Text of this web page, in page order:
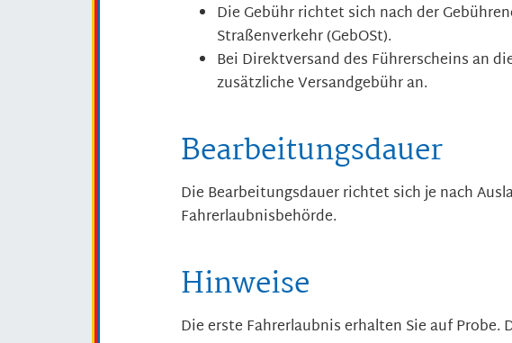
Die Gebühr richtet sich nach der
Straßenverkehr (GebOSt).
Bei Direktversand des Führerscheins an
zusätzliche Versandgebühr an.
Bearbeitungsdauer
Die Bearbeitungsdauer richtet sich je nach
Fahrerlaubnisbehörde.
Hinweise
Die erste Fahrerlaubnis erhalten Sie auf Probe.